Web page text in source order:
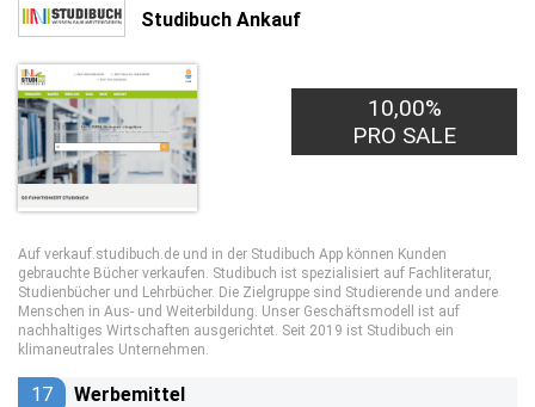
Studibuch Ankauf
10,00%
PRO SALE
Auf verkauf.studibuch.de und in der Studibuch App können Kunden
gebrauchte Bücher verkaufen. Studibuch ist spezialisiert auf Fachliteratur,
Studienbücher und Lehrbücher. Die Zielgruppe sind Studierende und andere
Menschen in Aus- und Weiterbildung. Unser Geschäftsmodell ist auf
nachhaltiges Wirtschaften ausgerichtet. Seit 2019 ist Studibuch ein
klimaneutrales Unternehmen.
17 Werbemittel